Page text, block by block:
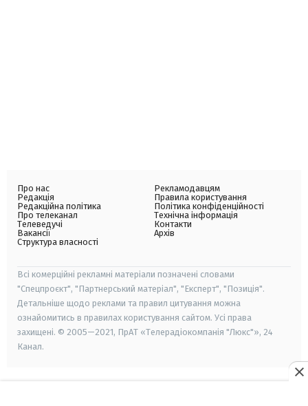
Про нас
Редакція
Редакційна політика
Про телеканал
Телеведучі
Вакансії
Структура власності
Рекламодавцям
Правила користування
Політика конфіденційності
Технічна інформація
Контакти
Архів
Всі комерційні рекламні матеріали позначені словами
"Спецпроєкт", "Партнерський матеріал", "Експерт", "Позиція".
Детальніше щодо реклами та правил цитування можна
ознайомитись в правилах користування сайтом. Усі права
захищені. © 2005—2021, ПрАТ «Телерадіокомпанія "Люкс"», 24
Канал.